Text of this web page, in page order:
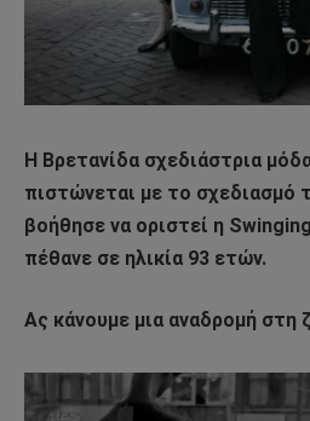
Η Βρετανίδα σχεδιάστρια
πιστώνεται με το σχεδιασμό
βοήθησε να οριστεί η
πέθανε σε ηλικία 93 ετών.
Ας κάνουμε μια αναδρομή στη